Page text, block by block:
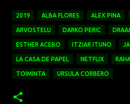
2019 ALBA FLORES ALEX PINA
ARVOSTELU DARKO PERIC
ESTHER ACEBO ITZIAR ITUNO
LA CASA DE PAPEL NETFLIX
TOIMINTA URSULA CORBERO